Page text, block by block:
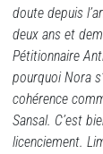
doute depuis
deux ans et
Pétitionnaire
pourquoi Nora
cohérence
Sansal. C’est
licenciement.